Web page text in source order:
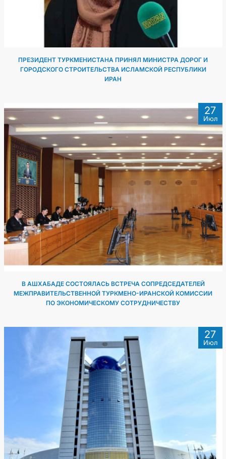
ПРЕЗИДЕНТ ТУРКМЕНИСТАНА ПРИНЯЛ МИНИСТРА ДОРОГ И
ГОРОДСКОГО СТРОИТЕЛЬСТВА ИСЛАМСКОЙ РЕСПУБЛИКИ
ИРАН
27
Июл
В АШХАБАДЕ СОСТОЯЛАСЬ ВСТРЕЧА СОПРЕДСЕДАТЕЛЕЙ
МЕЖПРАВИТЕЛЬСТВЕННОЙ ТУРКМЕНО-ИРАНСКОЙ КОМИССИИ
ПО ЭКОНОМИЧЕСКОМУ СОТРУДНИЧЕСТВУ
27
Июл